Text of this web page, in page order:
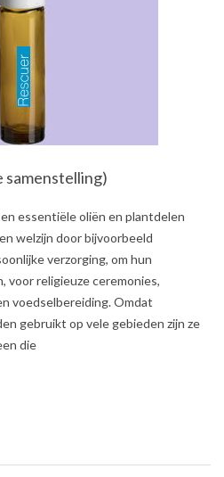
samenstelling)
essentiële oliën en plantdelen
welzijn door bijvoorbeeld
verzorging, om hun
voor religieuze ceremonies,
voedselbereiding. Omdat
gebruikt op vele gebieden zijn ze
die